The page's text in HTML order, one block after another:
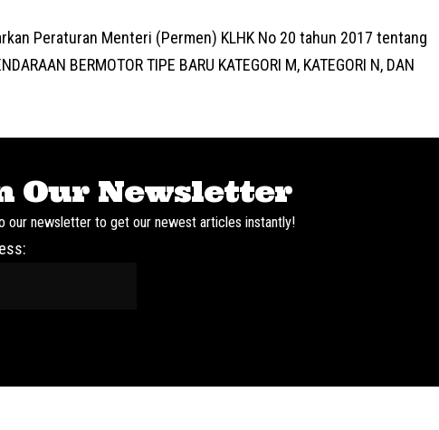
Peraturan Menteri (Permen) KLHK No 20 tahun 2017 tentang
BERMOTOR TIPE BARU KATEGORI M, KATEGORI N, DAN
Our Newsletter
our newsletter to get our newest articles instantly!